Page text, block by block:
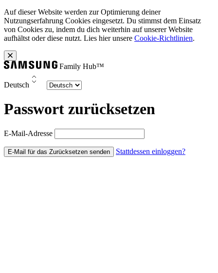
Auf dieser Website werden zur Optimierung deiner
Nutzungserfahrung Cookies eingesetzt. Du stimmst dem Einsatz
von Cookies zu, indem du dich weiterhin auf unserer Website
aufhältst oder diese nutzt. Lies hier unsere Cookie-Richtlinien.
Family Hub™
Deutsch
Passwort zurücksetzen
E-Mail-Adresse
E-Mail für das Zurücksetzen senden Stattdessen einloggen?